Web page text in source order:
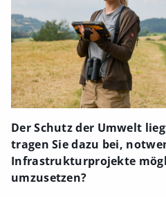
Der Schutz der Umwelt
tragen Sie dazu bei,
Infrastrukturprojekte
umzusetzen?